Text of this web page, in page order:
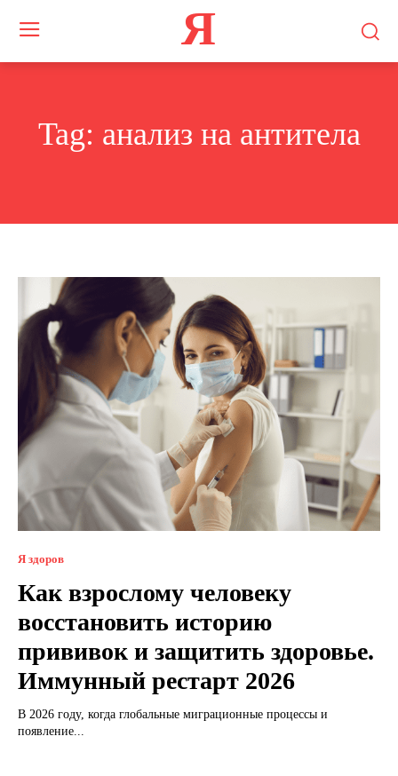
Я
Tag: анализ на антитела
Я здоров
Как взрослому человеку
восстановить историю
прививок и защитить здоровье.
Иммунный рестарт 2026
В 2026 году, когда глобальные миграционные процессы и
появление...